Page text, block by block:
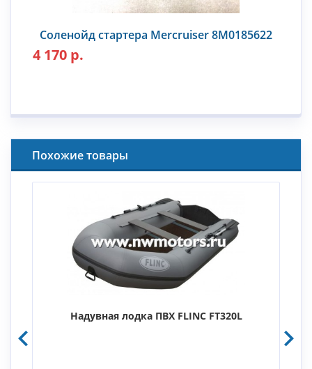
Соленойд стартера Mercruiser 8M0185622
4 170 р.
Похожие товары
Надувная лодка ПВХ FLINC FT320L